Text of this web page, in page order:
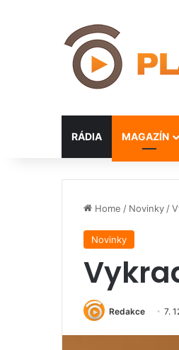
RÁDIA MAGAZÍN
Home / Novinky /
Novinky
Redakce 7.